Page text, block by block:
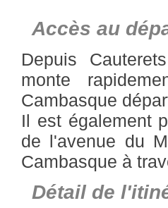
Accès au
Depuis
monte
Cambasque
Il est également
de l'avenue du
Cambasque à
Détail de